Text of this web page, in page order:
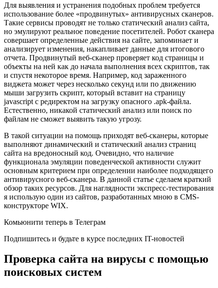
Для выявления и устранения подобных проблем требуется
использование более «продвинутых» антивирусных сканеров.
Такие сервисы проводят не только статический анализ сайта,
но эмулируют реальное поведение посетителей. Робот сканера
совершает определенные действия на сайте, запоминает и
анализирует изменения, накапливает данные для итогового
отчета. Продвинутый веб-сканер проверяет код страницы и
объекты на ней как до начала выполнения всех скриптов, так
и спустя некоторое время. Например, код зараженного
виджета может через несколько секунд или по движению
мыши загрузить скрипт, который вставит на страницу
javascript с редиректом на загрузку опасного .apk-файла.
Естественно, никакой статический анализ или поиск по
файлам не сможет выявить такую угрозу.
В такой ситуации на помощь приходят веб-сканеры, которые
выполняют динамический и статический анализ страниц
сайта на вредоносный код. Очевидно, что наличие
функционала эмуляции поведенческой активности служит
основным критерием при определении наиболее подходящего
антивирусного веб-сканера. В данной статье сделаем краткий
обзор таких ресурсов. Для наглядности экспресс-тестирования
я использую один из сайтов, разработанных мною в CMS-
конструкторе WIX.
Комьюнити теперь в Телеграм
Подпишитесь и будьте в курсе последних IT-новостей
Проверка сайта на вирусы с помощью
поисковых систем